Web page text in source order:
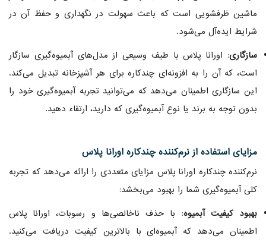
ماشین ظرفشویی است که باعث سهولت در نگهداری و حفظ آن در
شرایط ایده‌آل می‌شود.
سازگاری: اورانا پلاس با طیف وسیعی از مدل‌های آبمیوه‌گیری سازگار
است، که آن را به افزونه‌ای چندکاره برای هر آشپزخانه تبدیل می‌کند.
این سازگاری اطمینان می‌دهد که می‌توانید تجربه آبمیوه‌گیری خود را
بدون توجه به برند یا نوع آبمیوه‌گیری که دارید، ارتقاء دهید.
مزایای استفاده از نرم‌کننده چندکاره اورانا پلاس
نرم‌کننده چندکاره اورانا پلاس مزایای متعددی را ارائه می‌دهد که تجربه
کلی آبمیوه‌گیری شما را بهبود می‌بخشد:
بهبود کیفیت آبمیوه: با حذف ناخالصی‌ها و رسوبات، اورانا پلاس
اطمینان می‌دهد که آبمیوه‌ای با بالاترین کیفیت دریافت می‌کنید.